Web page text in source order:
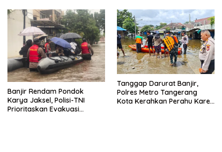
Banjir Rendam Pondok
Karya Jaksel, Polisi-TNI
Prioritaskan Evakuasi
Tanggap Darurat Banjir,
Polres Metro Tangerang
Kota Kerahkan Perahu Karet